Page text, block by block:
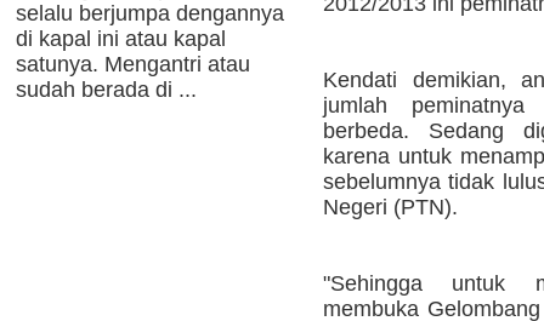
selalu berjumpa dengannya
di kapal ini atau kapal
satunya. Mengantri atau
sudah berada di ...
Kendati demikian,
jumlah
berbeda. Sedang
karena untuk
sebelumnya tidak
Negeri (PTN).
"Sehingga untuk
membuka